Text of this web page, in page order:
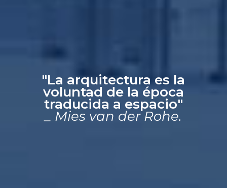
"La arquitectura es la
voluntad de la época
traducida a espacio"
_ Mies van der Rohe.